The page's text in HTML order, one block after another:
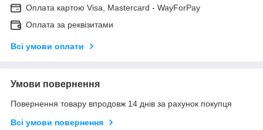
Оплата картою Visa, Mastercard - WayForPay
Оплата за реквізитами
Всі умови оплати
Умови повернення
Повернення товару впродовж 14 днів за рахунок покупця
Всі умови повернення